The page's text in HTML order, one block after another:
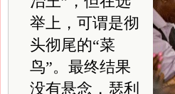
举上，可谓是彻
头彻尾的“菜
鸟”。最终结果
没有悬念，瑟利